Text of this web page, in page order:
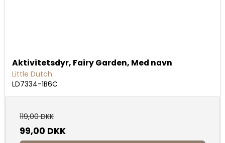
Aktivitetsdyr, Fairy Garden, Med navn
Little Dutch
LD7334-1B6C
119,00 DKK
99,00 DKK